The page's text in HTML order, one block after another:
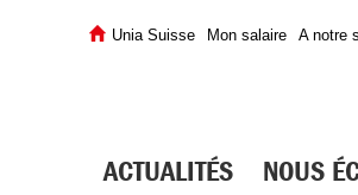
Unia Suisse Mon salaire A notre
ACTUALITÉS NOUS